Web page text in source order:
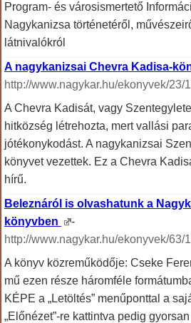
Program- és városismertető
Nagykanizsa történetéről,
látnivalókról
A nagykanizsai Chevra Kadisa-
http://www.nagykar.hu/ekonyvek/23/
A Chevra Kadisát, vagy
hitközség létrehozta, mert vallási
jótékonykodást. A nagykanizsai
könyvet vezettek. Ez a Chevra
hírű.
Beleznáról is olvashatunk a
könyvben
-
http://www.nagykar.hu/ekonyvek/63/
A könyv közreműködője: Cseke
mű ezen része háromféle
KÉPE a „Letöltés” menűponttal a
„Előnézet”-re kattintva pedig